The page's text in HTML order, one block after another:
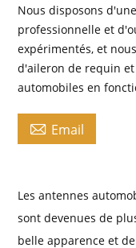
Nous disposons
professionnelle et
expérimentés, et
d'aileron de requin
automobiles en
 Email
Les antennes
sont devenues de
belle apparence et